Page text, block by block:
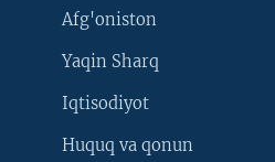
Afg'oniston
Yaqin Sharq
Iqtisodiyot
Huquq va qonun